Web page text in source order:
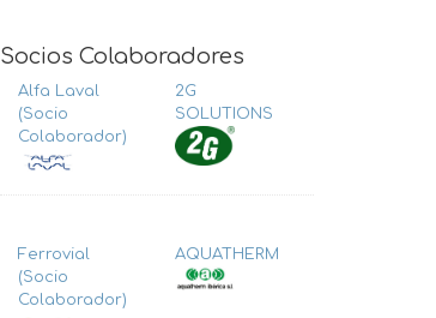
Socios Colaboradores
Alfa Laval
(Socio
Colaborador)
2G
SOLUTIONS
Ferrovial
(Socio
Colaborador)
AQUATHERM